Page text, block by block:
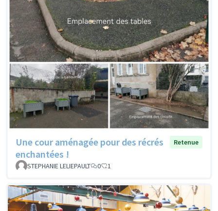
Une cour aménagée pour des récrés
enchantées !
Retenue
STEPHANIE LELIEPAULT 0 1